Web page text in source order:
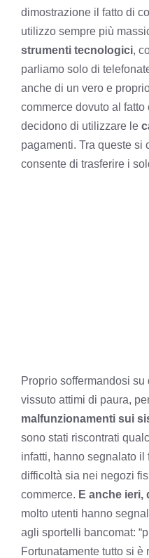
dimostrazione il fatto di
utilizzo sempre più
strumenti tecnologici,
parliamo solo di
anche di un vero e
commerce dovuto al
decidono di utilizzare le
pagamenti. Tra queste si
consente di trasferire i
Proprio soffermandosi
vissuto attimi di paura,
malfunzionamenti sui
sono stati riscontrati
infatti, hanno segnalato
difficoltà sia nei negozi
commerce. E anche ieri,
molto utenti hanno
agli sportelli bancomat:
Fortunatamente tutto si